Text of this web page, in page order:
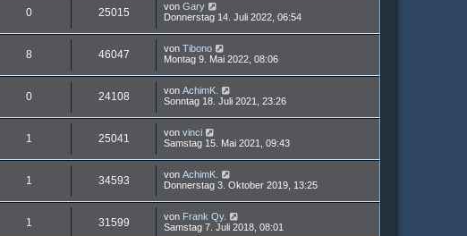
0 25015 von Gary
Donnerstag 14. Juli 2022, 06:54
8 46047 von Tibono
Montag 9. Mai 2022, 08:06
0 24108 von AchimK.
Sonntag 18. Juli 2021, 23:26
1 25041 von vinci
Samstag 15. Mai 2021, 09:43
1 34593 von AchimK.
Donnerstag 3. Oktober 2019, 13:25
1 31599 von Frank Qy.
Samstag 7. Juli 2018, 08:01